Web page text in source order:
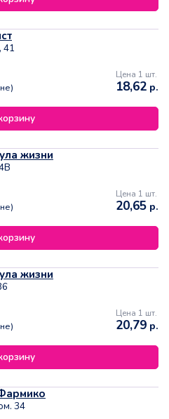
41
Цена 1 шт.
18,62 р.
жизни
Цена 1 шт.
20,65 р.
жизни
Цена 1 шт.
20,79 р.
34